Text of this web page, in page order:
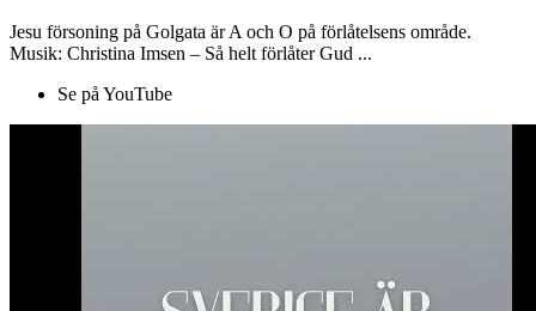
Jesu försoning på Golgata är A och O på förlåtelsens område.
Musik: Christina Imsen – Så helt förlåter Gud ...
Se på YouTube